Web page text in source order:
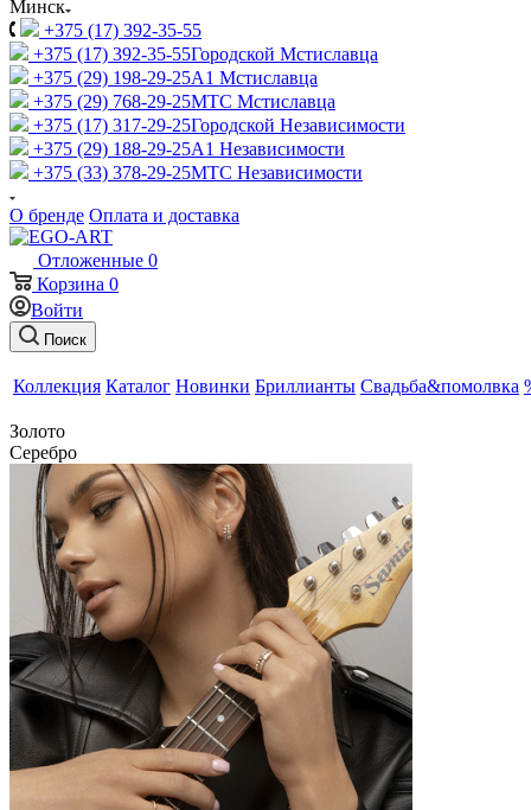
Минск
+375 (17) 392-35-55
+375 (17) 392-35-55Городской Мстиславца
+375 (29) 198-29-25A1 Мстиславца
+375 (29) 768-29-25МТС Мстиславца
+375 (17) 317-29-25Городской Независимости
+375 (29) 188-29-25A1 Независимости
+375 (33) 378-29-25МТС Независимости
О бренде Оплата и доставка
Отложенные 0
Корзина 0
Войти
Поиск
Коллекция Каталог Новинки Бриллианты Свадьба&помолвка
Золото
Серебро